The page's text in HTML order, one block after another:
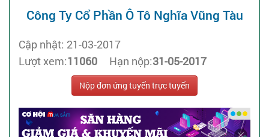
Công Ty Cổ Phần Ô Tô Nghĩa Vũng Tàu
Cập nhật: 21-03-2017
Lượt xem:11060 Hạn nộp:31-05-2017
Nộp đơn ứng tuyển trực tuyến